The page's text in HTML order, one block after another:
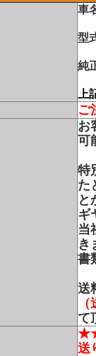
車
型
純
上
ご
お
可
特
た
と
ギ
当
き
書
送
て
送